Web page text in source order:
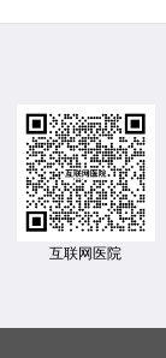
互联网医院